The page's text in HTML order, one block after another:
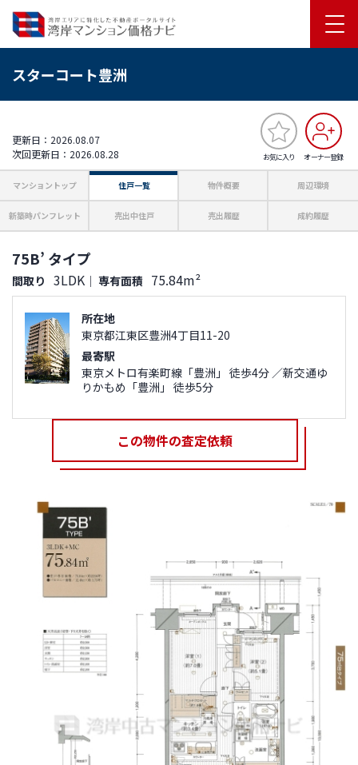
スターコート豊洲
お気に入り オーナー登録
更新日：2026.08.07
次回更新日：2026.08.28
マンショントップ 住戸一覧 物件概要 周辺環境
新築時パンフレット 売出中住戸 売出履歴 成約履歴
75B’ タイプ
間取り 3LDK ｜ 専有面積 75.84m²
所在地
東京都江東区豊洲4丁目11-20
最寄駅
東京メトロ有楽町線「豊洲」 徒歩4分 ／新交通ゆ
りかもめ「豊洲」 徒歩5分
この物件の査定依頼